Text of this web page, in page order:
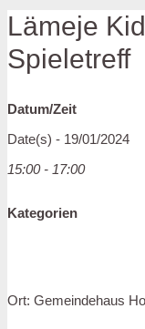
Lämeje
Spieletreff
Datum/Zeit
Date(s) - 19/01/2024
15:00 - 17:00
Kategorien
Ort: Gemeindehaus